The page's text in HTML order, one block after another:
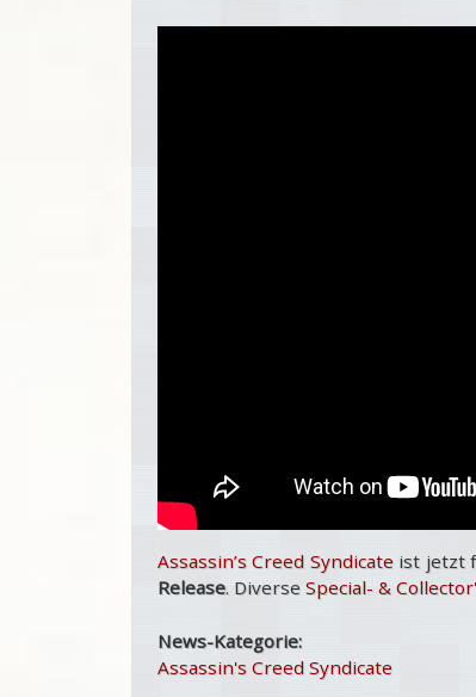
Assassin’s Creed Syndicateist jetzt
Release. Diverse Special- &
News-Kategorie:
Assassin's Creed Syndicate